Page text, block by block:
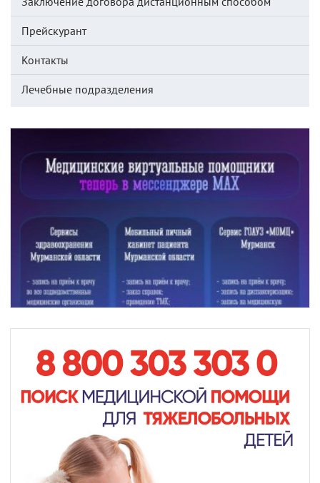
Прейскурант
Контакты
Лечебные подразделения